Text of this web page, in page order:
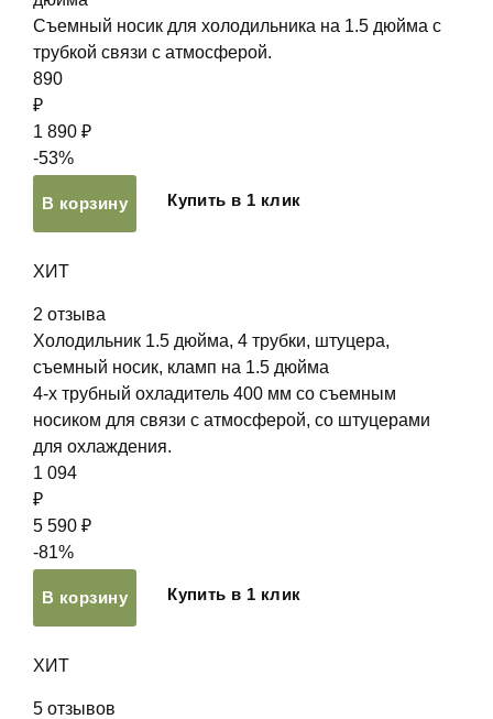
Съемный носик для холодильника на 1.5 дюйма с
трубкой связи с атмосферой.
890
₽
1 890 ₽
-53%
В корзину Купить в 1 клик
ХИТ
2 отзыва
Холодильник 1.5 дюйма, 4 трубки, штуцера,
съемный носик, кламп на 1.5 дюйма
4-х трубный охладитель 400 мм со съемным
носиком для связи с атмосферой, со штуцерами
для охлаждения.
1 094
₽
5 590 ₽
-81%
В корзину Купить в 1 клик
ХИТ
5 отзывов